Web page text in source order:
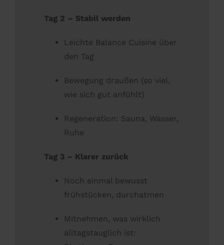
Tag 2 – Stabil werden
Leichte Balance Cuisine über
den Tag
Bewegung draußen (so viel,
wie sich gut anfühlt)
Regeneration: Sauna, Wasser,
Ruhe
Tag 3 – Klarer zurück
Noch einmal bewusst
frühstücken, durchatmen
Mitnehmen, was wirklich
alltagstauglich ist: